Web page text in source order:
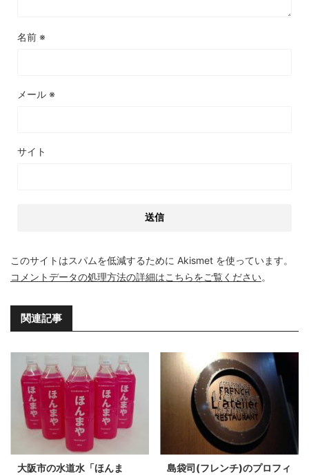
名前 ※
メール ※
サイト
このサイトはスパムを低減するために Akismet を使っています。
コメントデータの処理方法の詳細はこちらをご覧ください。
関連記事
大阪市の水道水「ほんま
島袋司(フレンチ)のプロフィ